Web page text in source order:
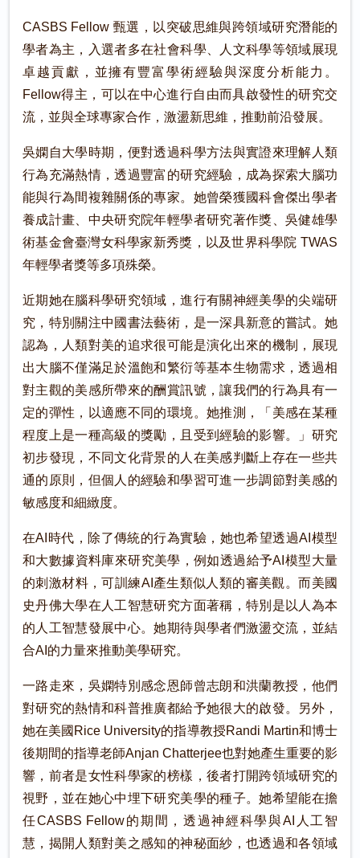
CASBS Fellow 甄選，以突破思維與跨領域研究潛能的
學者為主，入選者多在社會科學、人文科學等領域展現
卓越貢獻，並擁有豐富學術經驗與深度分析能力。
Fellow得主，可以在中心進行自由而具啟發性的研究交
流，並與全球專家合作，激盪新思維，推動前沿發展。
吳嫻自大學時期，便對透過科學方法與實證來理解人類
行為充滿熱情，透過豐富的研究經驗，成為探索大腦功
能與行為間複雜關係的專家。她曾榮獲國科會傑出學者
養成計畫、中央研究院年輕學者研究著作獎、吳健雄學
術基金會臺灣女科學家新秀獎，以及世界科學院 TWAS
年輕學者獎等多項殊榮。
近期她在腦科學研究領域，進行有關神經美學的尖端研
究，特別關注中國書法藝術，是一深具新意的嘗試。她
認為，人類對美的追求很可能是演化出來的機制，展現
出大腦不僅滿足於溫飽和繁衍等基本生物需求，透過相
對主觀的美感所帶來的酬賞訊號，讓我們的行為具有一
定的彈性，以適應不同的環境。她推測，「美感在某種
程度上是一種高級的獎勵，且受到經驗的影響。」研究
初步發現，不同文化背景的人在美感判斷上存在一些共
通的原則，但個人的經驗和學習可進一步調節對美感的
敏感度和細緻度。
在AI時代，除了傳統的行為實驗，她也希望透過AI模型
和大數據資料庫來研究美學，例如透過給予AI模型大量
的刺激材料，可訓練AI產生類似人類的審美觀。而美國
史丹佛大學在人工智慧研究方面著稱，特別是以人為本
的人工智慧發展中心。她期待與學者們激盪交流，並結
合AI的力量來推動美學研究。
一路走來，吳嫻特別感念恩師曾志朗和洪蘭教授，他們
對研究的熱情和科普推廣都給予她很大的啟發。另外，
她在美國Rice University的指導教授Randi Martin和博士
後期間的指導老師Anjan Chatterjee也對她產生重要的影
響，前者是女性科學家的榜樣，後者打開跨領域研究的
視野，並在她心中埋下研究美學的種子。她希望能在擔
任CASBS Fellow的期間，透過神經科學與AI人工智
慧，揭開人類對美之感知的神秘面紗，也透過和各領域